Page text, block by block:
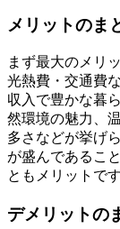
メリットのま
まず最大のメリ
光熱費・交通費
収入で豊かな暮
然環境の魅力、
多さなどが挙げ
が盛んであるこ
ともメリットです
デメリットの